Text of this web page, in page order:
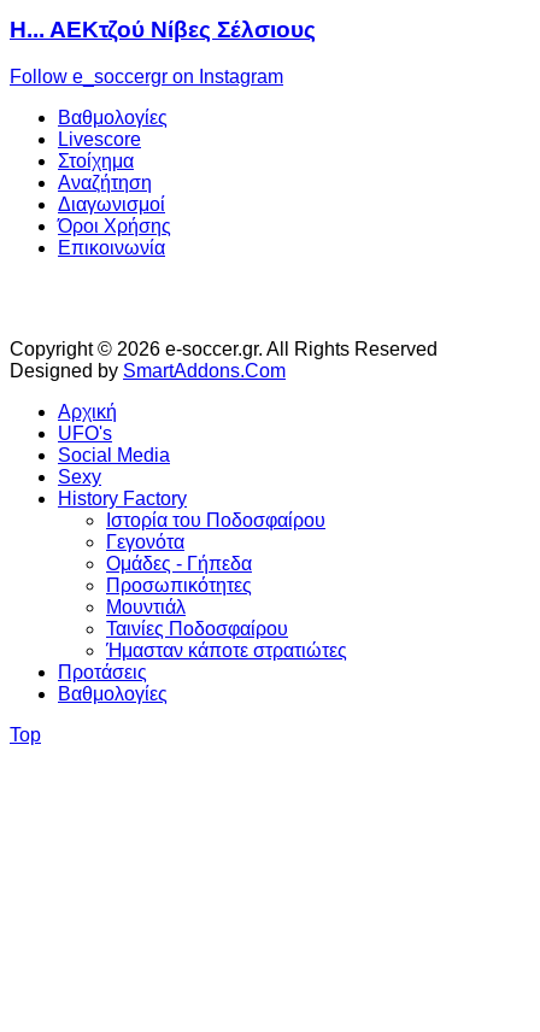
Η... ΑΕΚτζού Νίβες Σέλσιους
Follow e_soccergr on Instagram
Βαθμολογίες
Livescore
Στοίχημα
Αναζήτηση
Διαγωνισμοί
Όροι Χρήσης
Επικοινωνία
Copyright © 2026 e-soccer.gr. All Rights Reserved
Designed by SmartAddons.Com
Αρχική
UFO's
Social Media
Sexy
History Factory
Ιστορία του Ποδοσφαίρου
Γεγονότα
Ομάδες - Γήπεδα
Προσωπικότητες
Μουντιάλ
Ταινίες Ποδοσφαίρου
Ήμασταν κάποτε στρατιώτες
Προτάσεις
Βαθμολογίες
Top